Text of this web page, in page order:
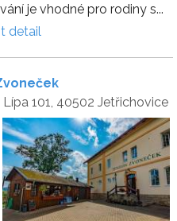
je vhodné pro rodiny s...
detail
Lípa 101, 40502 Jetřichovice